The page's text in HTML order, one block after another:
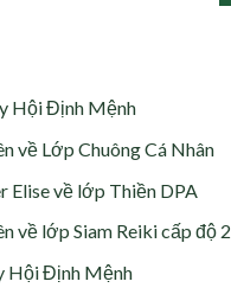
Hội Định Mệnh
về Lớp Chuông Cá Nhân
Elise về lớp Thiền DPA
về lớp Siam Reiki cấp độ 2
Hội Định Mệnh